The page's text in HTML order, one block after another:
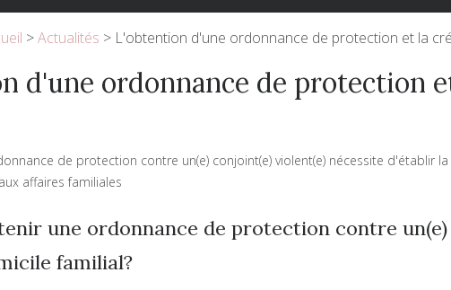
>Actualités > L'obtention d'une ordonnance de protection et la
d'une ordonnance de protection
de protection contre un(e) conjoint(e) violent(e) nécessite
affaires familiales
une ordonnance de protection contre
familial?